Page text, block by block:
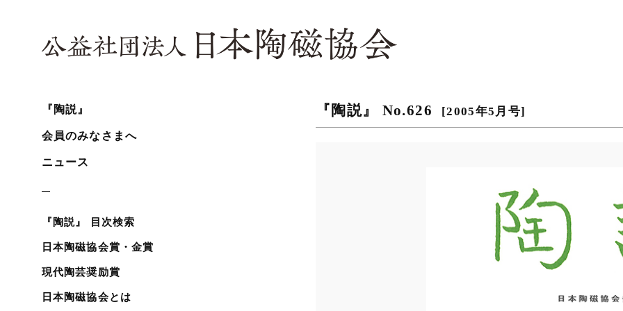
『陶説』
会員のみなさまへ
ニュース
『陶説』 目次検索
日本陶磁協会賞・金賞
現代陶芸奨励賞
日本陶磁協会とは
『陶説』 No.626 [2005年5月号]